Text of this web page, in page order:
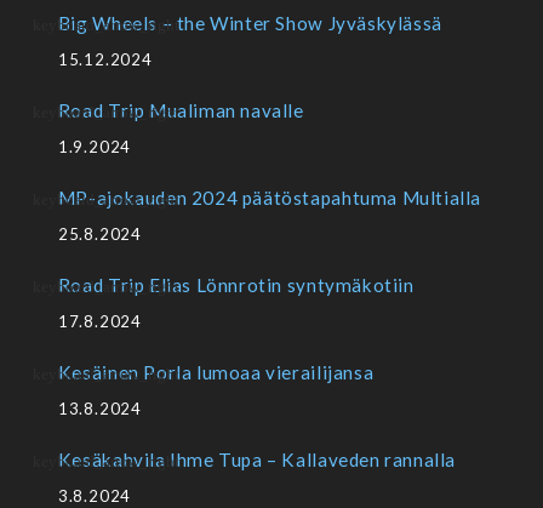
Big Wheels – the Winter Show Jyväskylässä
15.12.2024
Road Trip Mualiman navalle
1.9.2024
MP-ajokauden 2024 päätöstapahtuma Multialla
25.8.2024
Road Trip Elias Lönnrotin syntymäkotiin
17.8.2024
Kesäinen Porla lumoaa vierailijansa
13.8.2024
Kesäkahvila Ihme Tupa – Kallaveden rannalla
3.8.2024